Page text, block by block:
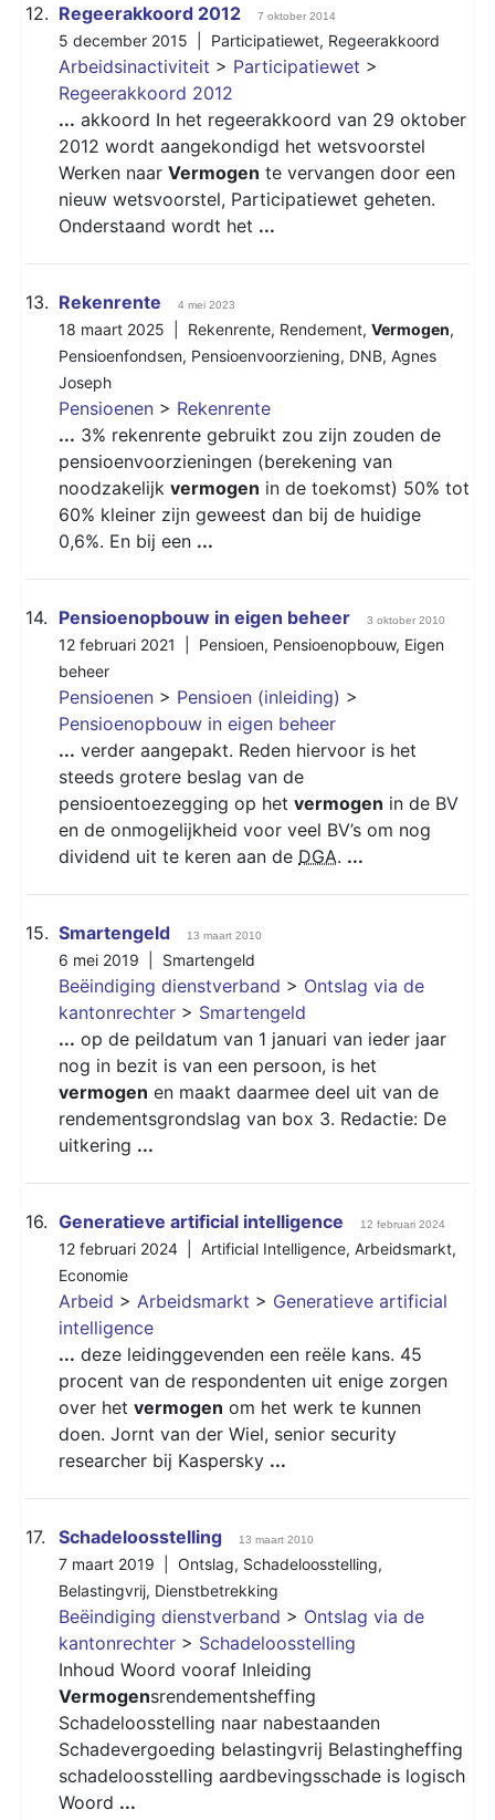
12. Regeerakkoord 2012 7 oktober 2014
5 december 2015 | Participatiewet, Regeerakkoord
Arbeidsinactiviteit > Participatiewet >
Regeerakkoord 2012
... akkoord In het regeerakkoord van 29 oktober
2012 wordt aangekondigd het wetsvoorstel
Werken naar Vermogen te vervangen door een
nieuw wetsvoorstel, Participatiewet geheten.
Onderstaand wordt het ...
13. Rekenrente 4 mei 2023
18 maart 2025 | Rekenrente, Rendement, Vermogen,
Pensioenfondsen, Pensioenvoorziening, DNB, Agnes
Joseph
Pensioenen > Rekenrente
... 3% rekenrente gebruikt zou zijn zouden de
pensioenvoorzieningen (berekening van
noodzakelijk vermogen in de toekomst) 50% tot
60% kleiner zijn geweest dan bij de huidige
0,6%. En bij een ...
14. Pensioenopbouw in eigen beheer 3 oktober 2010
12 februari 2021 | Pensioen, Pensioenopbouw, Eigen
beheer
Pensioenen > Pensioen (inleiding) >
Pensioenopbouw in eigen beheer
... verder aangepakt. Reden hiervoor is het
steeds grotere beslag van de
pensioentoezegging op het vermogen in de BV
en de onmogelijkheid voor veel BV’s om nog
dividend uit te keren aan de DGA. ...
15. Smartengeld 13 maart 2010
6 mei 2019 | Smartengeld
Beëindiging dienstverband > Ontslag via de
kantonrechter > Smartengeld
... op de peildatum van 1 januari van ieder jaar
nog in bezit is van een persoon, is het
vermogen en maakt daarmee deel uit van de
rendementsgrondslag van box 3. Redactie: De
uitkering ...
16. Generatieve artificial intelligence 12 februari 2024
12 februari 2024 | Artificial Intelligence, Arbeidsmarkt,
Economie
Arbeid > Arbeidsmarkt > Generatieve artificial
intelligence
... deze leidinggevenden een reële kans. 45
procent van de respondenten uit enige zorgen
over het vermogen om het werk te kunnen
doen. Jornt van der Wiel, senior security
researcher bij Kaspersky ...
17. Schadeloosstelling 13 maart 2010
7 maart 2019 | Ontslag, Schadeloosstelling,
Belastingvrij, Dienstbetrekking
Beëindiging dienstverband > Ontslag via de
kantonrechter > Schadeloosstelling
Inhoud Woord vooraf Inleiding
Vermogensrendementsheffing
Schadeloosstelling naar nabestaanden
Schadevergoeding belastingvrij Belastingheffing
schadeloosstelling aardbevingsschade is logisch
Woord ...